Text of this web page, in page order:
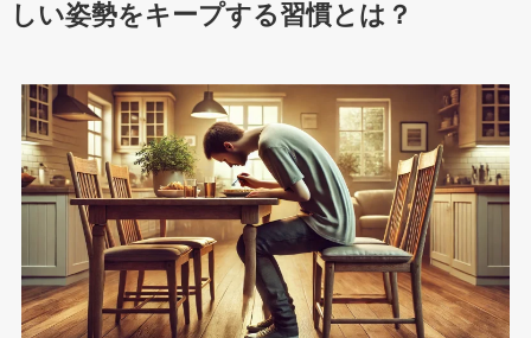
しい姿勢をキープする習慣とは？